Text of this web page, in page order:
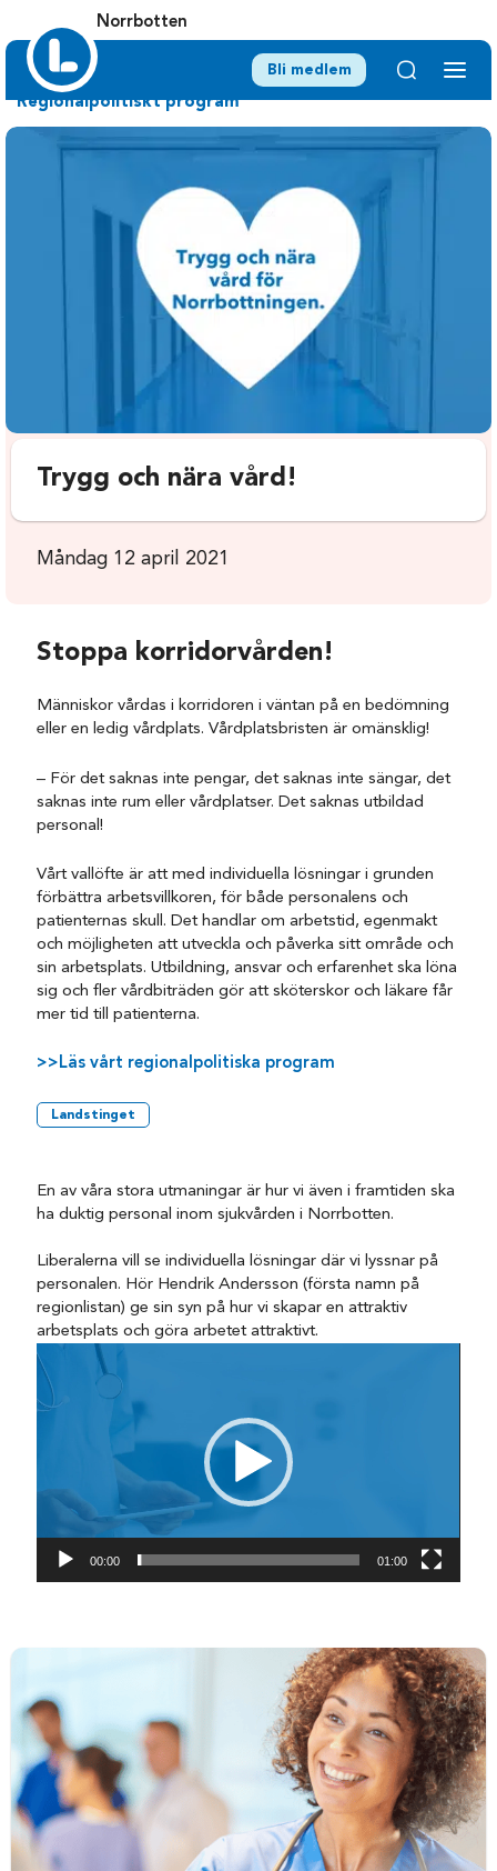
Norrbotten
Bli medlem
Regionalpolitiskt program
Trygg och nära vård!
Måndag 12 april 2021
Stoppa korridorvården!
Människor vårdas i korridoren i väntan på en bedömning
eller en ledig vårdplats. Vårdplatsbristen är omänsklig!
– För det saknas inte pengar, det saknas inte sängar, det
saknas inte rum eller vårdplatser. Det saknas utbildad
personal!
Vårt vallöfte är att med individuella lösningar i grunden
förbättra arbetsvillkoren, för både personalens och
patienternas skull. Det handlar om arbetstid, egenmakt
och möjligheten att utveckla och påverka sitt område och
sin arbetsplats. Utbildning, ansvar och erfarenhet ska löna
sig och fler vårdbiträden gör att sköterskor och läkare får
mer tid till patienterna.
>>Läs vårt regionalpolitiska program
Landstinget
En av våra stora utmaningar är hur vi även i framtiden ska
ha duktig personal inom sjukvården i Norrbotten.
Liberalerna vill se individuella lösningar där vi lyssnar på
personalen. Hör Hendrik Andersson (första namn på
regionlistan) ge sin syn på hur vi skapar en attraktiv
arbetsplats och göra arbetet attraktivt.
Videospelare
00:00 01:00